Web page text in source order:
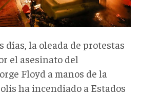
días, la oleada de protestas
el asesinato del
Floyd a manos de la
ha incendiado a Estados